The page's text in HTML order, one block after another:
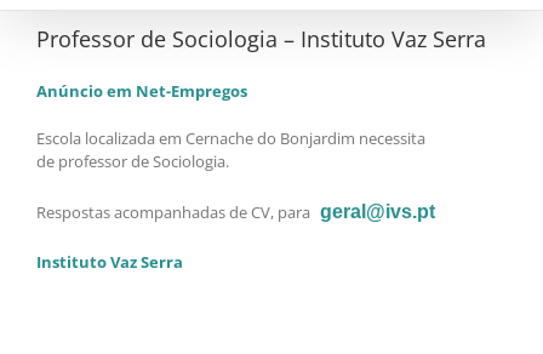
Professor de Sociologia – Instituto Vaz Serra
Anúncio em Net-Empregos
Escola localizada em Cernache do Bonjardim necessita
de professor de Sociologia.
Respostas acompanhadas de CV, para geral@ivs.pt
Instituto Vaz Serra